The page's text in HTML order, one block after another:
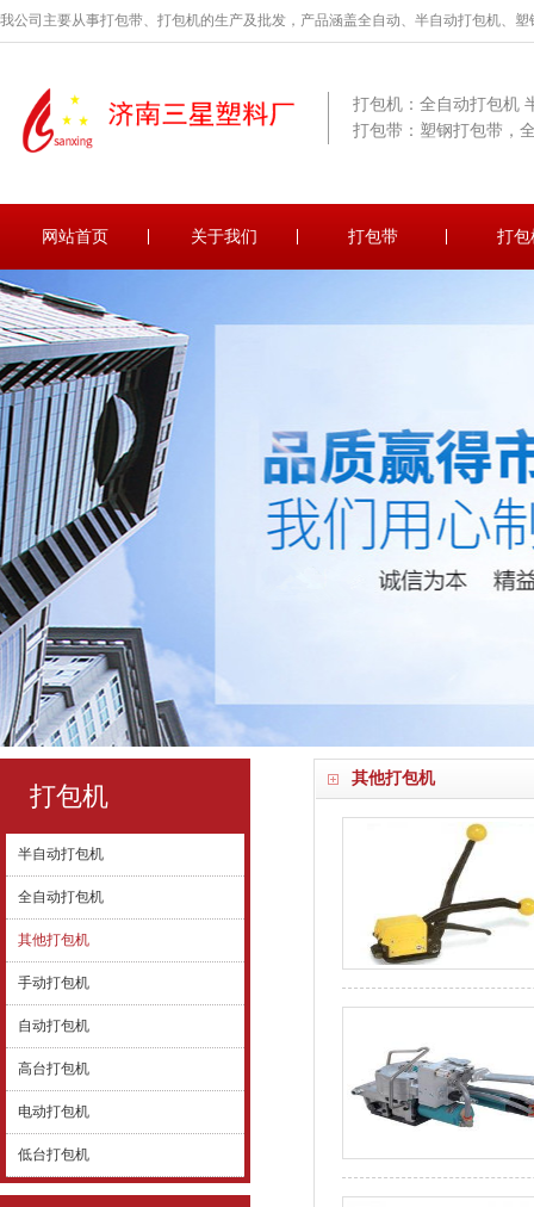
我公司主要从事打包带、打包机的生产及批发，产品涵盖全自动、半自动打包机、
打包机：全自动打包机
打包带：塑钢打包带，
网站首页 关于我们 打包带 打包
其他打包机
打包机
半自动打包机
全自动打包机
其他打包机
手动打包机
自动打包机
高台打包机
电动打包机
低台打包机